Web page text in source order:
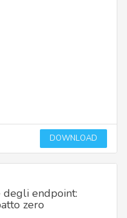
DOWNLOAD
endpoint:
zero